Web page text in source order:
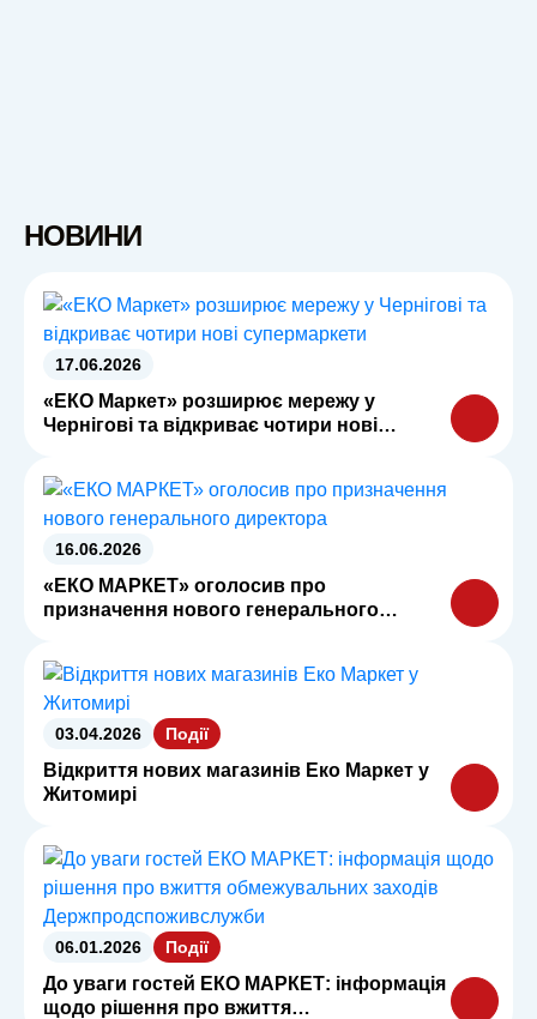
НОВИНИ
17.06.2026
«ЕКО Маркет» розширює мережу у
Чернігові та відкриває чотири нові
16.06.2026
«ЕКО МАРКЕТ» оголосив про
призначення нового генерального
03.04.2026 Події
Відкриття нових магазинів Еко Маркет у
Житомирі
06.01.2026 Події
До уваги гостей ЕКО МАРКЕТ: інформація
щодо рішення про вжиття